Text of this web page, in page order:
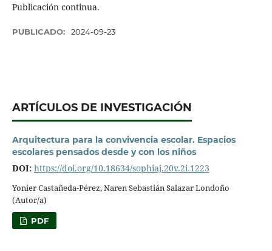
Publicación continua.
PUBLICADO: 2024-09-23
ARTÍCULOS DE INVESTIGACIÓN
Arquitectura para la convivencia escolar. Espacios
escolares pensados desde y con los niños
DOI: https://doi.org/10.18634/sophiaj.20v.2i.1223
Yonier Castañeda-Pérez, Naren Sebastián Salazar Londoño
(Autor/a)
PDF